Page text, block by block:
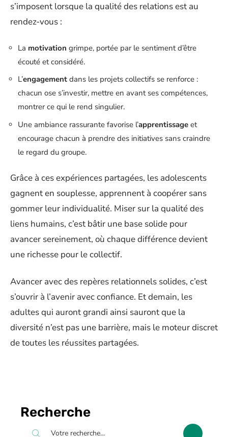
s’imposent lorsque la qualité des relations est au
rendez-vous :
La motivation grimpe, portée par le sentiment d’être
écouté et considéré.
L’engagement dans les projets collectifs se renforce :
chacun ose s’investir, mettre en avant ses compétences,
montrer ce qui le rend singulier.
Une ambiance rassurante favorise l’apprentissage et
encourage chacun à prendre des initiatives sans craindre
le regard du groupe.
Grâce à ces expériences partagées, les adolescents
gagnent en souplesse, apprennent à coopérer sans
gommer leur individualité. Miser sur la qualité des
liens humains, c’est bâtir une base solide pour
avancer sereinement, où chaque différence devient
une richesse pour le collectif.
Avancer avec des repères relationnels solides, c’est
s’ouvrir à l’avenir avec confiance. Et demain, les
adultes qui auront grandi ainsi sauront que la
diversité n’est pas une barrière, mais le moteur discret
de toutes les réussites partagées.
Recherche